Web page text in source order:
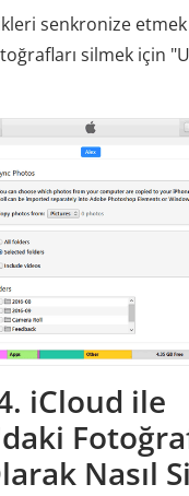
senkronize
silmek için
iCloud ile
Nasıl